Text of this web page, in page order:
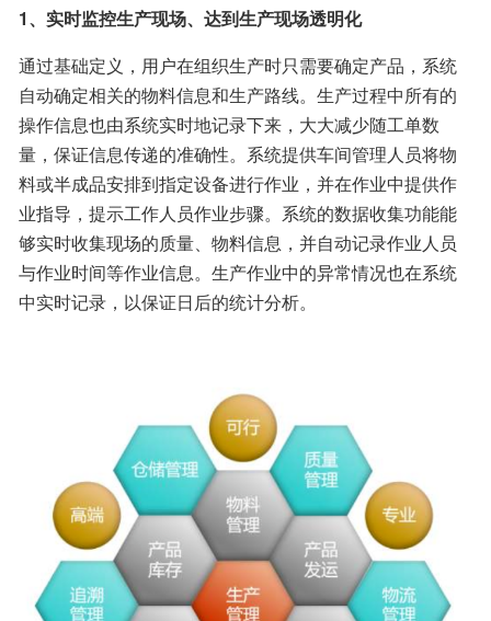
1、实时监控生产现场、达到生产现场透明化
通过基础定义，用户在组织生产时只需要确定产品，系统
自动确定相关的物料信息和生产路线。生产过程中所有的
操作信息也由系统实时地记录下来，大大减少随工单数
量，保证信息传递的准确性。系统提供车间管理人员将物
料或半成品安排到指定设备进行作业，并在作业中提供作
业指导，提示工作人员作业步骤。系统的数据收集功能能
够实时收集现场的质量、物料信息，并自动记录作业人员
与作业时间等作业信息。生产作业中的异常情况也在系统
中实时记录，以保证日后的统计分析。